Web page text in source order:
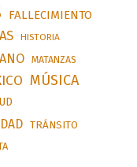
FALLECIMIENTO
HISTORIA
MATANZAS
MÚSICA
TRÁNSITO